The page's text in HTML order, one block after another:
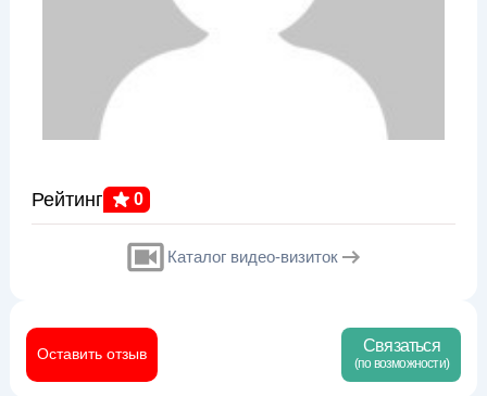
Рейтинг 0
Каталог видео-визиток
Оставить отзыв Связаться
(по возможности)